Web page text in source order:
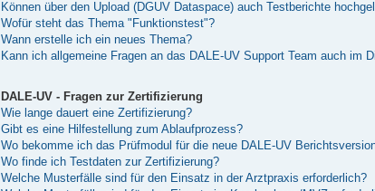
Können über den Upload (DGUV Dataspace) auch Testberichte
Wofür steht das Thema "Funktionstest"?
Wann erstelle ich ein neues Thema?
Kann ich allgemeine Fragen an das DALE-UV Support Team auch im
DALE-UV - Fragen zur Zertifizierung
Wie lange dauert eine Zertifizierung?
Gibt es eine Hilfestellung zum Ablaufprozess?
Wo bekomme ich das Prüfmodul für die neue DALE-UV
Wo finde ich Testdaten zur Zertifizierung?
Welche Musterfälle sind für den Einsatz in der Arztpraxis erforderlich?